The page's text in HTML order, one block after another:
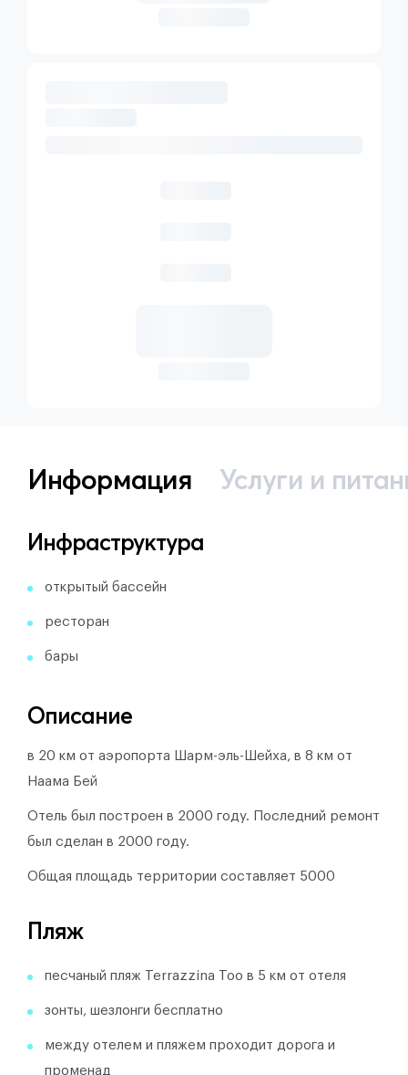
Информация Услуги и
Инфраструктура
открытый бассейн
ресторан
бары
Описание
в 20 км от аэропорта Шарм-эль-Шейха, в 8 км от
Наама Бей
Отель был построен в 2000 году.
Последний ремонт
был сделан в 2000 году.
Общая площадь территории составляет 5000
Пляж
песчаный пляж Terrazzina Too в 5 км от отеля
зонты, шезлонги бесплатно
между отелем и пляжем проходит дорога и
променад